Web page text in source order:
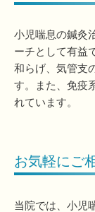
小児喘息の鍼灸
ーチとして有益
和らげ、気管支
す。また、免疫
れています。
お気軽にご
当院では、小児